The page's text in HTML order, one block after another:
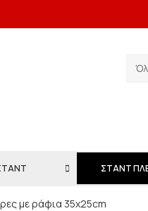
ΣΤΑΝΤ
με ράφια 35x25cm